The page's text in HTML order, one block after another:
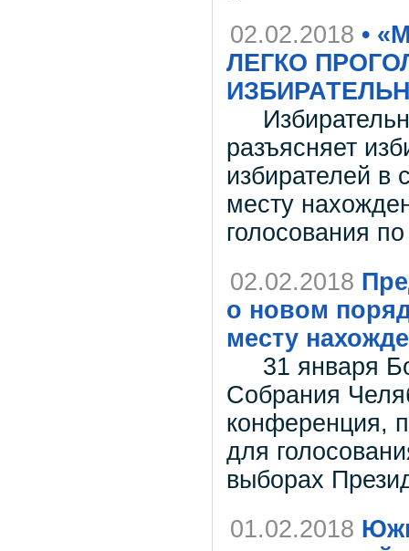
02.02.2018 •
ЛЕГКО
разъясняет
избирателей в
месту
голосования
02.02.2018
о новом
месту
31 января
Собрания
конференция,
для
выборах
01.02.2018